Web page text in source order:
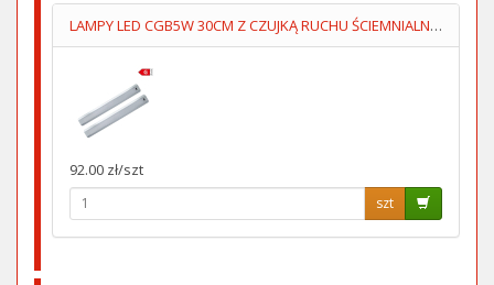
LAMPY LED CGB5W 30CM Z CZUJKĄ RUCHU ŚCIEMNIALNE KPL=2SZT
92.00 zł/szt
szt